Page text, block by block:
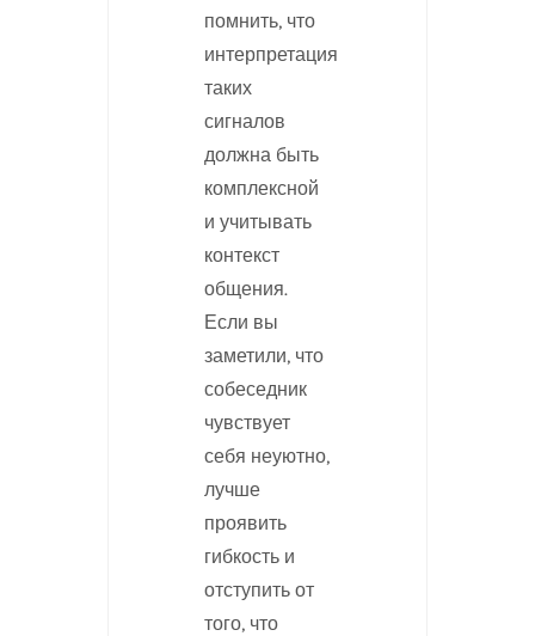
помнить, что
интерпретация
таких
сигналов
должна быть
комплексной
и учитывать
контекст
общения.
Если вы
заметили, что
собеседник
чувствует
себя неуютно,
лучше
проявить
гибкость и
отступить от
того, что